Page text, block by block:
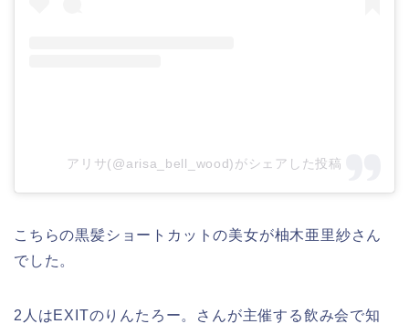
アリサ(@arisa_bell_wood)がシェアした投稿
こちらの黒髪ショートカットの美女が柚木亜里紗さん
でした。
2人はEXITのりんたろー。さんが主催する飲み会で知